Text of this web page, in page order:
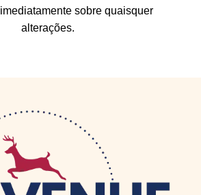
sobre quaisquer
alterações.